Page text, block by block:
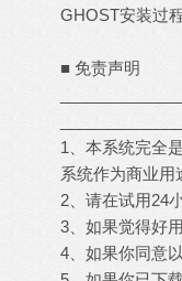
GHOST安装过
■ 免责声明
1、本系统完全
系统作为商业用
2、请在试用24
3、如果觉得好
4、如果你同意